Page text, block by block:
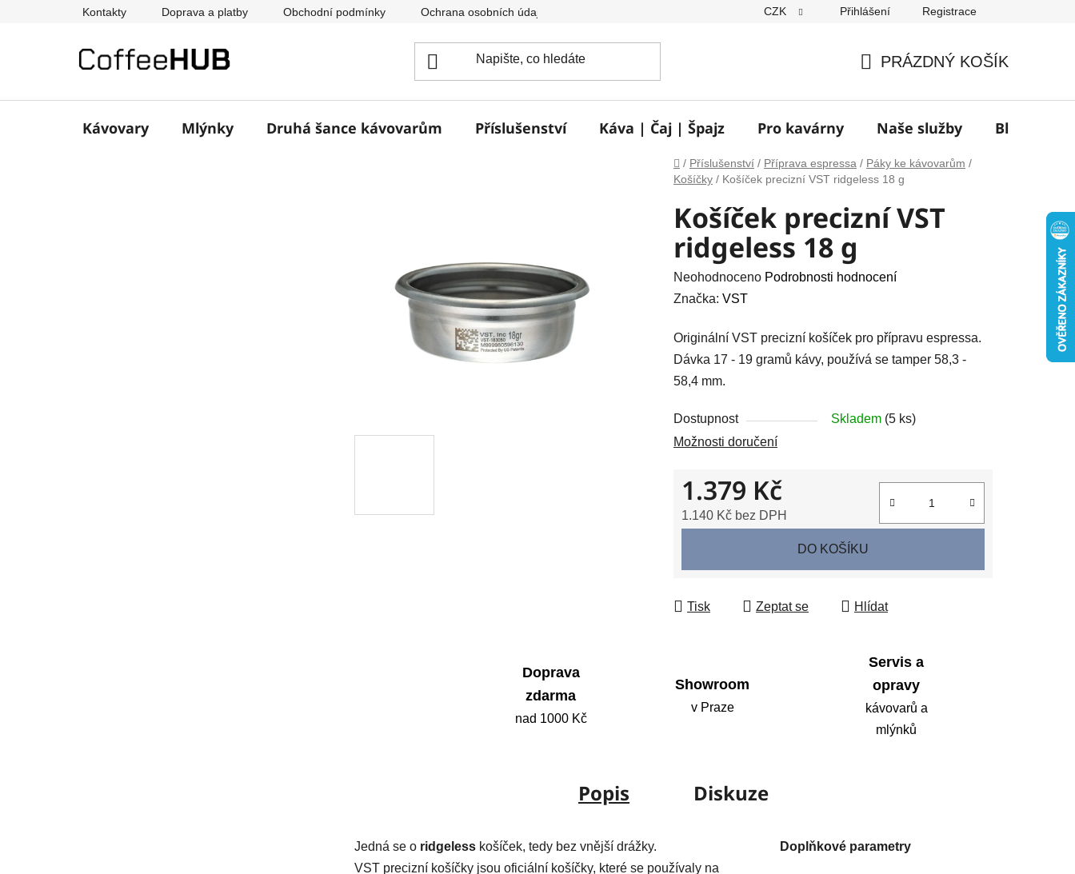
Kontakty Doprava a platby Obchodní podmínky Ochrana osobních údajů CZK Přihlášení Registrace
KOŠÍK
PRÁZDNÝ KOŠÍK
Kávovary Mlýnky Druhá šance kávovarům Příslušenství Káva | Čaj | Špajz Pro kavárny Naše služby Blog
Domů
/ Příslušenství / Příprava espressa / Páky ke kávovarům /
Košíčky / Košíček precizní VST ridgeless 18 g
Košíček precizní VST
ridgeless 18 g
Průměrné
hodnocení
je
0,0
z
hvězdiček.
Neohodnoceno Podrobnosti hodnocení
Značka: VST
Originální VST precizní košíček pro přípravu espressa.
Dávka 17 - 19 gramů kávy, používá se tamper 58,3 -
58,4 mm.
Dostupnost Skladem (5 ks)
Možnosti doručení
1.379 Kč
1.140 Kč bez DPH
DO KOŠÍKU
Tisk Zeptat se Hlídat
Doprava
zdarma
nad 1000 Kč
Showroom
v Praze
Servis a
opravy
kávovarů a
mlýnků
Popis Diskuze
Jedná se o ridgeless košíček, tedy bez vnější drážky.
VST precizní košíčky jsou oficiální košíčky, které se používaly na
Doplňkové parametry